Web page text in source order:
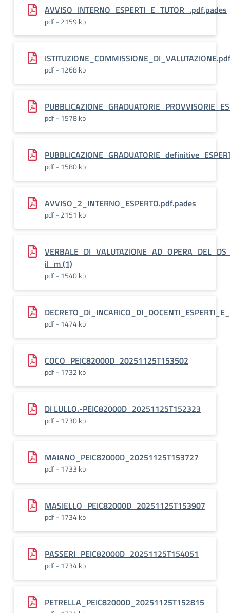
AVVISO_INTERNO_ESPERTI_E_TUTOR_.pdf.pades
pdf - 2159 kb
pdf - 1268 kb
pdf - 1578 kb
pdf - 1580 kb
AVVISO_2_INTERNO_ESPERTO.pdf.pades
pdf - 2151 kb
il_m (1)
pdf - 1540 kb
pdf - 1474 kb
COCO_PEIC82000D_20251125T153502
pdf - 1732 kb
DI LULLO.-PEIC82000D_20251125T152323
pdf - 1730 kb
MAIANO_PEIC82000D_20251125T153727
pdf - 1733 kb
MASIELLO_PEIC82000D_20251125T153907
pdf - 1734 kb
PASSERI_PEIC82000D_20251125T154051
pdf - 1734 kb
PETRELLA_PEIC82000D_20251125T152815